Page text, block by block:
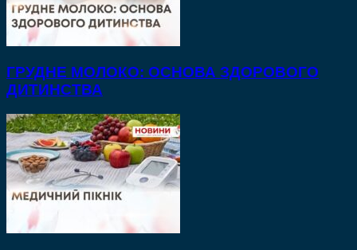
ГРУДНЕ МОЛОКО: ОСНОВА ЗДОРОВОГО
ДИТИНСТВА